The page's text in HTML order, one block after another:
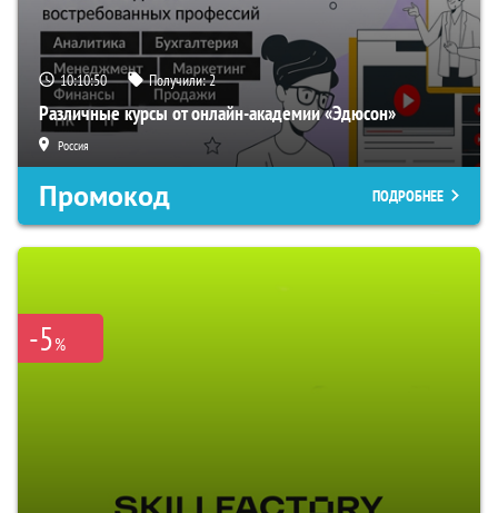
10:10:49 Получили:2
Различные курсы от онлайн-академии «Эдюсон»
Россия
Промокод ПОДРОБНЕЕ
-5%